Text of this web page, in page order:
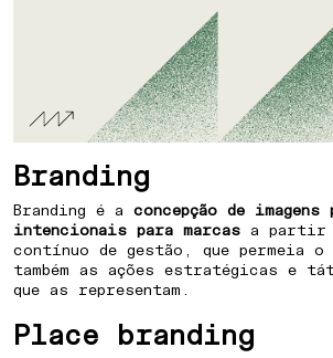
Branding
Branding é a concepção de
intencionais para marcas a partir
contínuo de gestão, que permeia
também as ações estratégicas e
que as representam.
Place branding